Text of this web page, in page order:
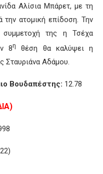
Αλίσια Μπάρετ, με τη
την ατομική επίδοση. Την
συμμετοχή της η Τσέχα
8η
θέση θα καλύψει η
Σταυριάνα Αδάμου.
Βουδαπέστης: 12.78